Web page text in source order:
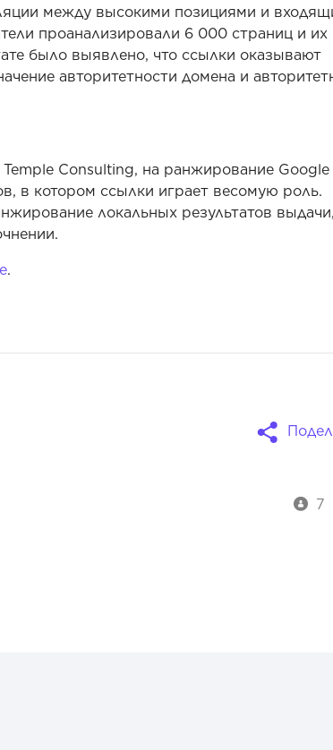
между высокими позициями и
проанализировали 6 000 страниц и их
было выявлено, что ссылки оказывают
авторитетности домена и
Consulting, на ранжирование Google
в котором ссылки играет весомую роль.
локальных результатов выдачи,
.
7